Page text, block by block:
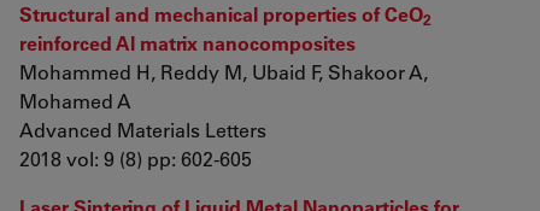
Structural and mechanical properties of CeO2
reinforced Al matrix nanocomposites
Mohammed H, Reddy M, Ubaid F, Shakoor A,
Mohamed A
Advanced Materials Letters
2018 vol: 9 (8) pp: 602-605